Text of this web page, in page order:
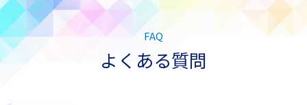
FAQ
よくある質問